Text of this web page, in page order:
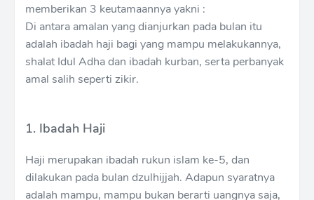
memberikan 3 keutamaannya yakni :
Di antara amalan yang dianjurkan pada bulan itu
adalah ibadah haji bagi yang mampu melakukannya,
shalat Idul Adha dan ibadah kurban, serta perbanyak
amal salih seperti zikir.
1. Ibadah Haji
Haji merupakan ibadah rukun islam ke-5, dan
dilakukan pada bulan dzulhijjah. Adapun syaratnya
adalah mampu, mampu bukan berarti uangnya saja,